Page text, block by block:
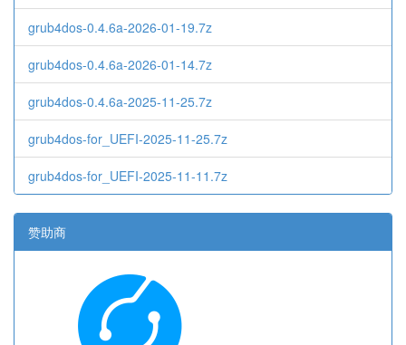
grub4dos-0.4.6a-2026-01-19.7z
grub4dos-0.4.6a-2026-01-14.7z
grub4dos-0.4.6a-2025-11-25.7z
grub4dos-for_UEFI-2025-11-25.7z
grub4dos-for_UEFI-2025-11-11.7z
赞助商